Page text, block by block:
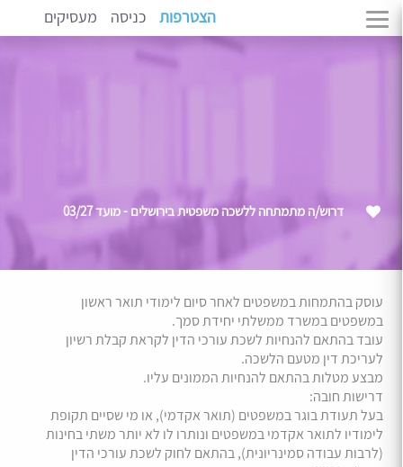
הצטרפות כניסה מעסיקים
דרוש/ה מתמתחה ללשכה משפטית בירושלים - מועד 03/27
עוסק בהתמחות במשפטים לאחר סיום לימודי תואר ראשון
במשפטים במשרד ממשלתי יחידת סמך.
עובד בהתאם להנחיות לשכת עורכי הדין לקראת קבלת רשיון
לעריכת דין מטעם הלשכה.
מבצע מטלות בהתאם להנחיות הממונים עליו.
דרישות חובה:
בעל תעודת בוגר במשפטים (תואר אקדמי), או מי שסיים תקופת
לימודיו לתואר אקדמי במשפטים ונותרו לו לא יותר משתי בחינות
(לרבות עבודה סמינריונית), בהתאם לחוק לשכת עורכי הדין